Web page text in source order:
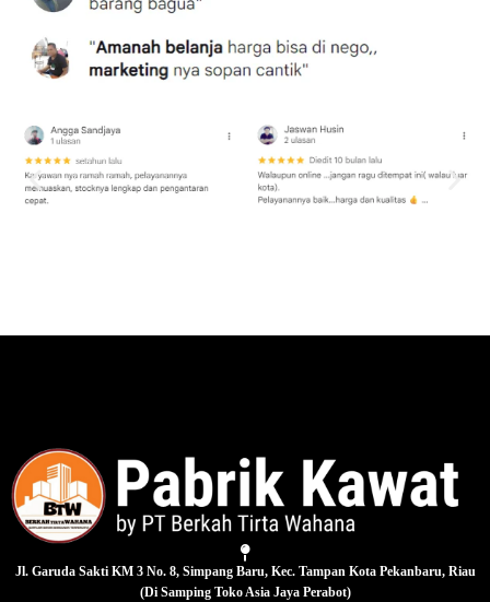
Jl. Garuda Sakti KM 3 No. 8, Simpang Baru, Kec. Tampan Kota Pekanbaru, Riau
(Di Samping Toko Asia Jaya Perabot)